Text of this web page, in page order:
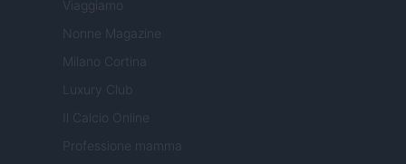
Viaggiamo
Nonne Magazine
Milano Cortina
Luxury Club
Il Calcio Online
Professione mamma